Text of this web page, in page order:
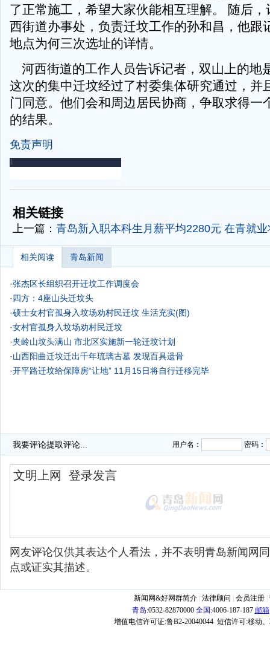
了正常施工，希望大家伙能相互理解。 随后
西街道办事处，负责迁坟工作的孙和昌，他跟
地点为何三次选址的详情。
河西街道的工作人员告诉记者，双山上的地
这次的集中迁坟经过了村委集体研究通过，并
门同意。他们会和周边居民协商，争取求得一
的结果。
免责声明
-
相关链接
上一篇： 青岛新入职本科生月薪平均2280元 在青就
相关阅读 青岛新闻
·张杰区长组织召开迁坟工作调度会
·四方：4座山头迁坟头
·硕士女村官孤身入坟场劝村民迁坟 生活充实(图)
·女村官孤身入坟场劝村民迁坟
·夹岭山坟头满山 市北区实施新一轮迁坟计划
·山西阳曲迁坟迁出千年琉璃古墓 发现百具遗骨
·开平路迁坟给保障房“让地” 11月15日将自行迁移完毕
我要评论提取评论... 用户名： 密码：
网友评论仅供其表达个人看法，并不表明青岛新闻网
点或证实其描述。